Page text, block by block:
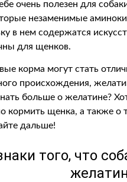
очень полезен для
незаменимые
в нем содержатся
для щенков.
корма могут стать
происхождения,
больше о желатине?
кормить щенка, а также о
дальше!
того, что